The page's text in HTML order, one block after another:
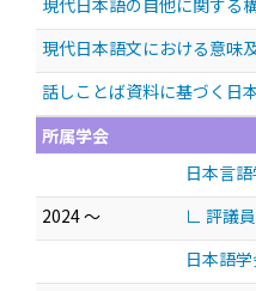
現代日本語の自他に関する
現代日本語文における意味
話しことば資料に基づく日
所属学会
日本言
2024 ～
∟ 評議員
日本語